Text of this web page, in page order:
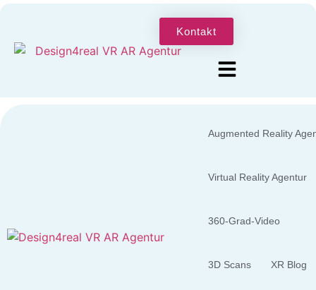
Kontakt
Augmented Reality
Virtual Reality Agentur
360-Grad-Video
3D Scans XR Blog